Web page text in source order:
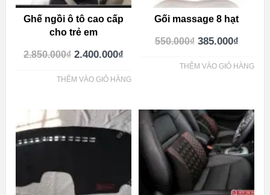
Ghế ngồi ô tô cao cấp
cho trẻ em
2.850.000₫ 2.400.000₫
THÊM VÀO GIỎ HÀNG
Gối massage 8 hạt
550.000₫ 385.000₫
THÊM VÀO GIỎ HÀNG